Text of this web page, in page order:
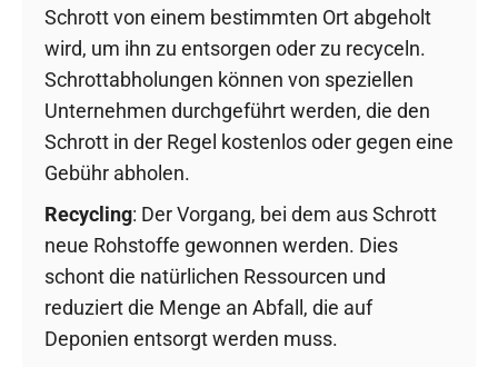
Schrott von einem bestimmten Ort abgeholt
wird, um ihn zu entsorgen oder zu recyceln.
Schrottabholungen können von speziellen
Unternehmen durchgeführt werden, die den
Schrott in der Regel kostenlos oder gegen eine
Gebühr abholen.
Recycling: Der Vorgang, bei dem aus Schrott
neue Rohstoffe gewonnen werden. Dies
schont die natürlichen Ressourcen und
reduziert die Menge an Abfall, die auf
Deponien entsorgt werden muss.